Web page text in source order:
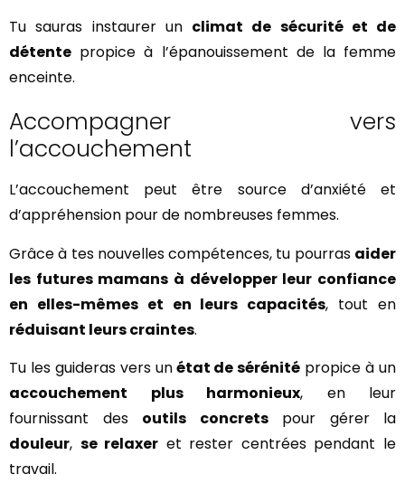
Tu sauras instaurer un climat de sécurité et de
détente propice à l’épanouissement de la femme
enceinte.
Accompagner vers
l’accouchement
L’accouchement peut être source d’anxiété et
d’appréhension pour de nombreuses femmes.
Grâce à tes nouvelles compétences, tu pourras aider
les futures mamans à développer leur confiance
en elles-mêmes et en leurs capacités, tout en
réduisant leurs craintes.
Tu les guideras vers unétat de sérénité propice à un
accouchement plus harmonieux, en leur
fournissant des outils concretspour gérer la
douleur, se relaxer et rester centrées pendant le
travail.